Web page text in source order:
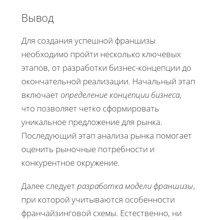
Вывод
Для создания успешной франшизы
необходимо пройти несколько ключевых
этапов, от разработки бизнес-концепции до
окончательной реализации. Начальный этап
включаетопределение концепции бизнеса,
что позволяет четко сформировать
уникальное предложение для рынка.
Последующий этап анализа рынка помогает
оценить рыночные потребности и
конкурентное окружение.
Далее следуетразработка модели франшизы,
при которой учитываются особенности
франчайзинговой схемы. Естественно, ни